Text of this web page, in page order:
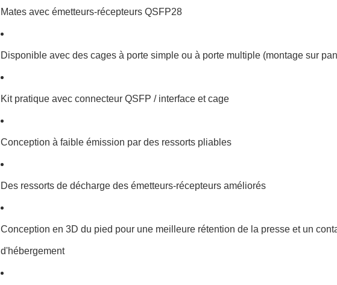
Mates avec émetteurs-récepteurs QSFP28
Disponible avec des cages à porte simple ou à porte multiple (montage sur
Kit pratique avec connecteur QSFP / interface et cage
Conception à faible émission par des ressorts pliables
Des ressorts de décharge des émetteurs-récepteurs améliorés
Conception en 3D du pied pour une meilleure rétention de la presse et un
d'hébergement